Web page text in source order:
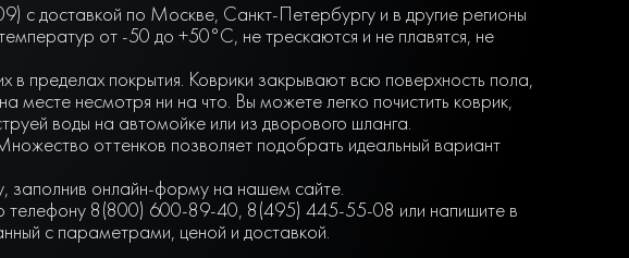
с доставкой по Москве, Санкт-Петербургу и в другие регионы
от -50 до +50°С, не трескаются и не плавятся, не
в пределах покрытия. Коврики закрывают всю поверхность пола,
несмотря ни на что. Вы можете легко почистить коврик,
воды на автомойке или из дворового шланга.
оттенков позволяет подобрать идеальный вариант
заполнив онлайн-форму на нашем сайте.
телефону 8(800) 600-89-40, 8(495) 445-55-08 или напишите в
с параметрами, ценой и доставкой.